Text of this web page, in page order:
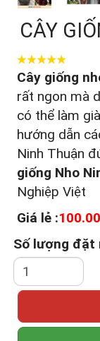
CÂY
Cây giống
rất ngon mà
có thể làm
hướng dẫn
Ninh Thuận
giống Nho
Nghiệp Việt
Giá lẻ :
Số lượng đặt